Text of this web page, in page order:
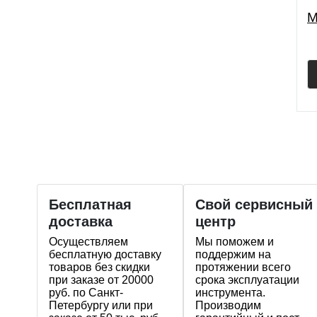
Бесплатная
доставка
Осуществляем
бесплатную доставку
товаров без скидки
при заказе от 20000
руб. по Санкт-
Петербургу или при
Свой сервисный
центр
Мы поможем и
поддержим на
протяжении всего
срока эксплуатации
инструмента.
Производим